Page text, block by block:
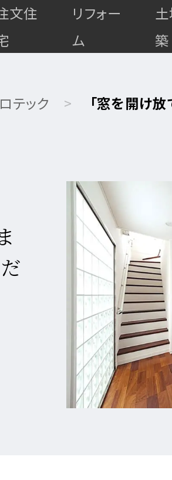
文住
特
別
注
文
住
宅
自
由
設
計
注
文
住
企
画
設
計
注
文
住
FMT
構法
注文
住宅
リフォー
ム
築
テック
「窓を開け